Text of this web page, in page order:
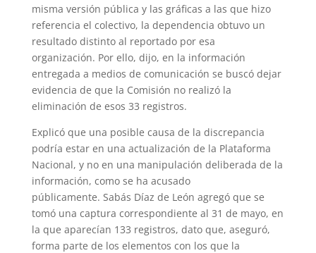
misma versión pública y las gráficas a las que hizo
referencia el colectivo, la dependencia obtuvo un
resultado distinto al reportado por esa
organización. Por ello, dijo, en la información
entregada a medios de comunicación se buscó dejar
evidencia de que la Comisión no realizó la
eliminación de esos 33 registros.
Explicó que una posible causa de la discrepancia
podría estar en una actualización de la Plataforma
Nacional, y no en una manipulación deliberada de la
información, como se ha acusado
públicamente. Sabás Díaz de León agregó que se
tomó una captura correspondiente al 31 de mayo, en
la que aparecían 133 registros, dato que, aseguró,
forma parte de los elementos con los que la